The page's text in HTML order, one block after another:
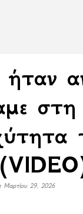
Μαρτίου 29, 2026